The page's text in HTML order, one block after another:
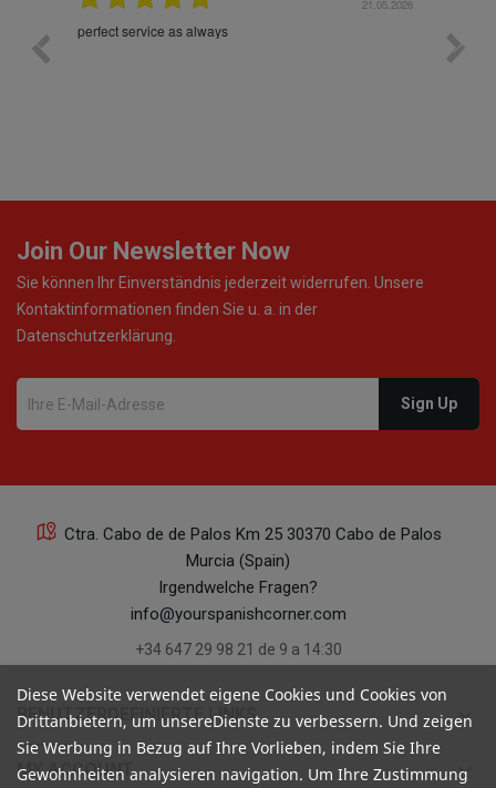
21.05.2026
perfect service as always
Die
Join Our Newsletter Now
Sie können Ihr Einverständnis jederzeit widerrufen. Unsere
Kontaktinformationen finden Sie u. a. in der
Datenschutzerklärung.
Ctra. Cabo de de Palos Km 25 30370 Cabo de Palos
Murcia (Spain)
Irgendwelche Fragen?
info@yourspanishcorner.com
+34 647 29 98 21 de 9 a 14:30
BENUTZERDEFINIERTE LINKS keyboard_arrow_down
MY ACCOUNT keyboard_arrow_down
Diese Website verwendet eigene Cookies und Cookies von
Drittanbietern, um unsereDienste zu verbessern. Und zeigen
Sie Werbung in Bezug auf Ihre Vorlieben, indem Sie Ihre
Gewohnheiten analysieren navigation. Um Ihre Zustimmung